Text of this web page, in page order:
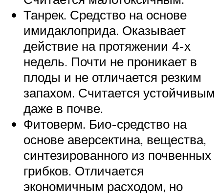
Танрек. Средство на основе
имидаклоприда. Оказывает
действие на протяжении 4-х
недель. Почти не проникает в
плоды и не отличается резким
запахом. Считается устойчивым
даже в почве.
Фитоверм. Био-средство на
основе аверсектина, вещества,
синтезированного из почвенных
грибков. Отличается
экономичным расходом, но